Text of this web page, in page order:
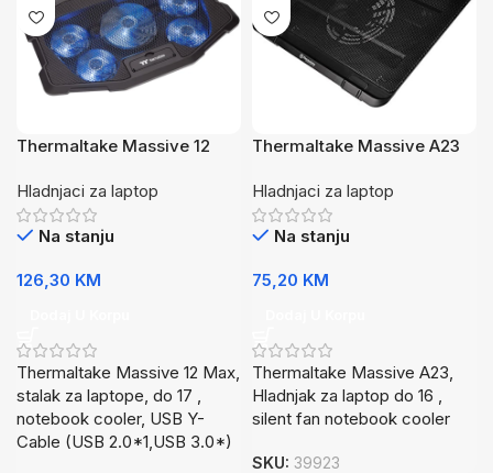
Thermaltake Massive 12
Hladnjaci za laptop
Na stanju
126,30 KM
Thermaltake Massive 12 Max,
stalak za laptope, do 17 ,
notebook cooler, USB Y-
Cable (USB 2.0*1,USB 3.0*)
Thermaltake Massive A23
Hladnjaci za laptop
Na stanju
75,20 KM
Thermaltake Massive A23,
Hladnjak za laptop do 16 ,
silent fan notebook cooler
SKU: 39923